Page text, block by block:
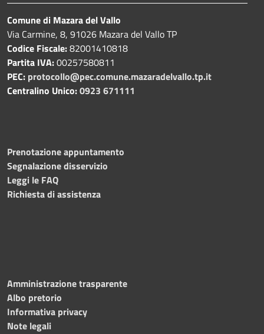
Comune di Mazara del Vallo
Via Carmine, 8, 91026 Mazara del Vallo TP
Codice Fiscale:82001410818
Partita IVA:00257580811
PEC: protocollo@pec.comune.mazaradelvallo.tp.it
Centralino Unico:0923 671111
Prenotazione appuntamento
Segnalazione disservizio
Leggi le FAQ
Richiesta di assistenza
Amministrazione trasparente
Albo pretorio
Informativa privacy
Note legali